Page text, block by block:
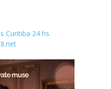
Curitiba 24 hs